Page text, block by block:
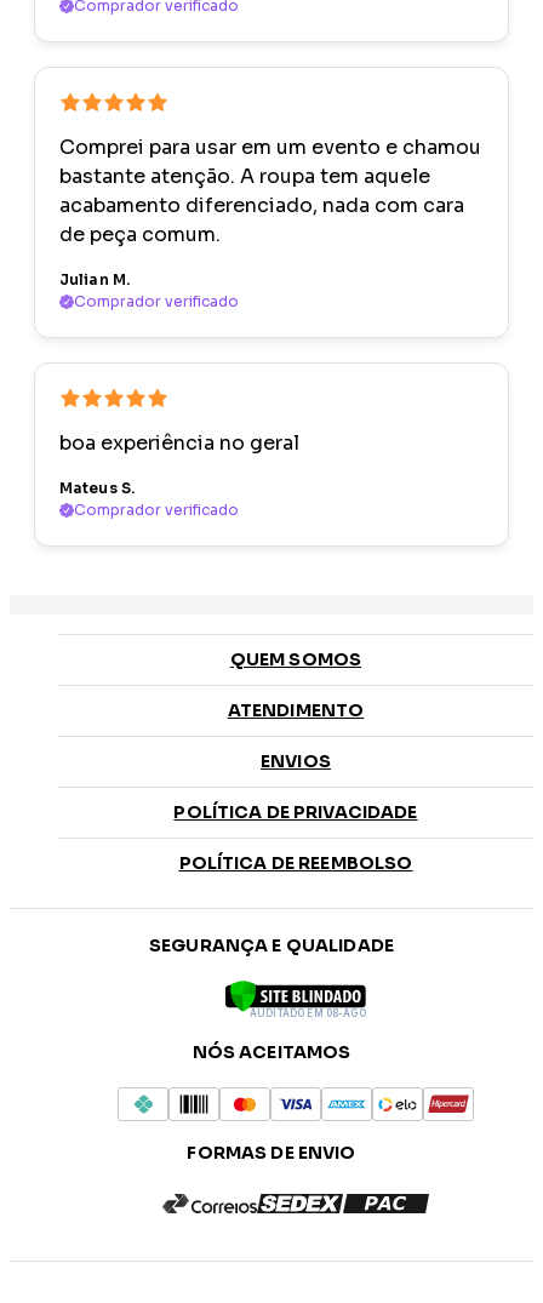
Comprador verificado
Comprei para usar em um evento e chamou
bastante atenção. A roupa tem aquele
acabamento diferenciado, nada com cara
de peça comum.
Julian M.
Comprador verificado
boa experiência no geral
Mateus S.
Comprador verificado
QUEM SOMOS
ATENDIMENTO
ENVIOS
POLÍTICA DE PRIVACIDADE
POLÍTICA DE REEMBOLSO
SEGURANÇA E QUALIDADE
AUDITADO EM 08-AGO
NÓS ACEITAMOS
FORMAS DE ENVIO